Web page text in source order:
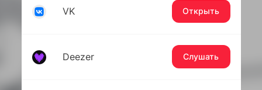
VK Открыть
Deezer Слушать